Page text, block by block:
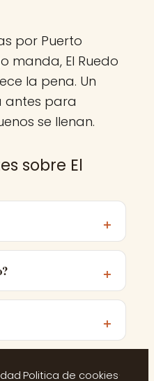
por Puerto
manda, El Ruedo
la pena. Un
antes para
se llenan.
sobre El
·Politica de cookies·